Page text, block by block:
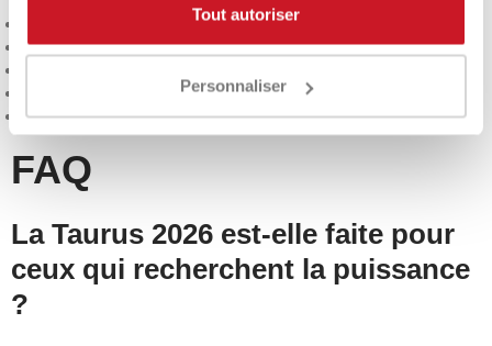
Tout autoriser
Personnaliser
Raquette « Command »pour un jeu offensif
Stabilité et vibrations réduitesgrâce au système Bull
sur toute la plaque grâce aux Bull Holes
Rotation et précisionavec la rotation 3D
FAQ
La Taurus 2026 est-elle faite pour
ceux qui recherchent la puissance
?